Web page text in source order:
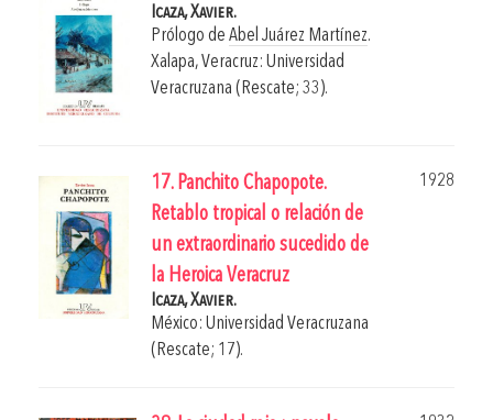
Icaza, Xavier.
Prólogo de Abel Juárez Martínez.
Xalapa, Veracruz: Universidad
Veracruzana (Rescate; 33).
17. Panchito Chapopote.
Retablo tropical o relación de
un extraordinario sucedido de
la Heroica Veracruz
1928
Icaza, Xavier.
México: Universidad Veracruzana
(Rescate; 17).